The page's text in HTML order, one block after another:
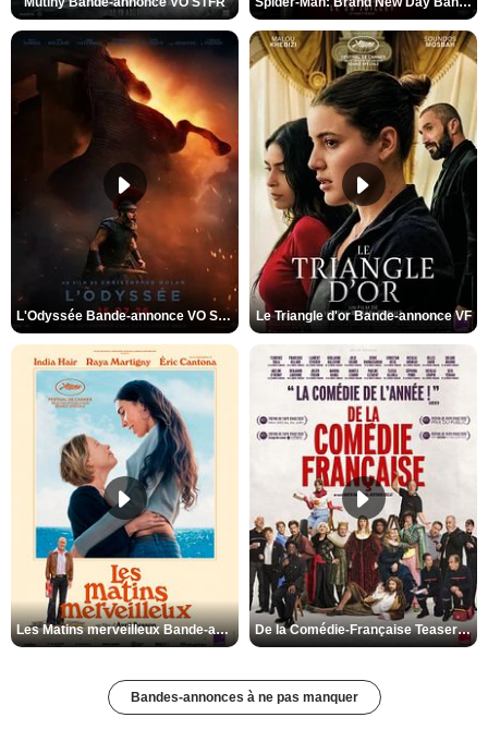
L'Odyssée Bande-annonce VO STFR Le Triangle d'or Bande-annonce VF
Les Matins merveilleux Bande-annonce VF De la Comédie-Française Teaser VF
Bandes-annonces à ne pas manquer